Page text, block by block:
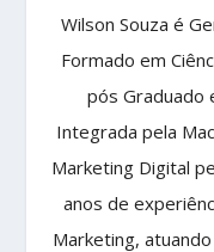
Wilson Souza é
Formado em
pós Graduado
Integrada pela
Marketing Digital
anos de
Marketing,